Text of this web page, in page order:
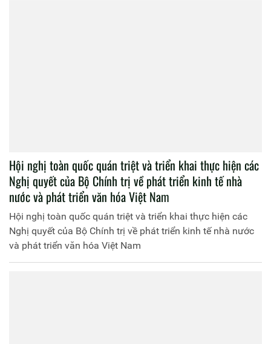
Hội nghị toàn quốc quán triệt và triển khai thực hiện các
Nghị quyết của Bộ Chính trị về phát triển kinh tế nhà
nước và phát triển văn hóa Việt Nam
Hội nghị toàn quốc quán triệt và triển khai thực hiện các
Nghị quyết của Bộ Chính trị về phát triển kinh tế nhà nước
và phát triển văn hóa Việt Nam